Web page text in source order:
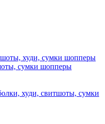
худи, сумки шопперы
сумки шопперы
худи, свитшоты, сумки